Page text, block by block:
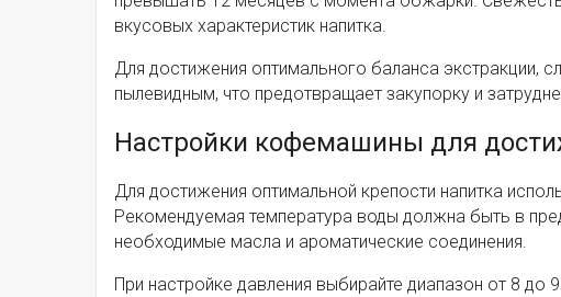
вкусовых характеристик напитка.
Для достижения оптимального баланса экстракции,
пылевидным, что предотвращает закупорку и
Настройки кофемашины для
Для достижения оптимальной крепости напитка
Рекомендуемая температура воды должна быть в
необходимые масла и ароматические соединения.
При настройке давления выбирайте диапазон от 8